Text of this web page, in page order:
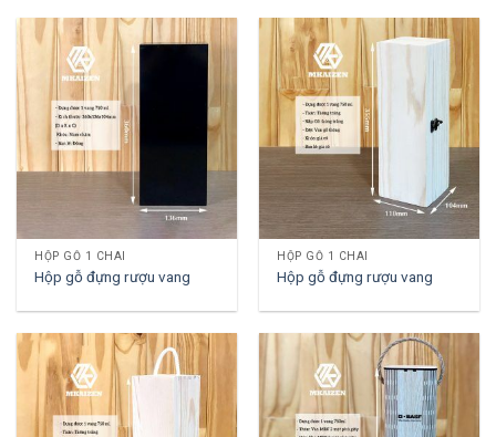
HỘP GỖ 1 CHAI
Hộp gỗ đựng rượu vang
HỘP GỖ 1 CHAI
Hộp gỗ đựng rượu vang